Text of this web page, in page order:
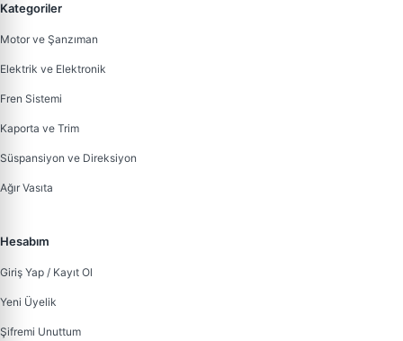
Kategoriler
Motor ve Şanzıman
Elektrik ve Elektronik
Fren Sistemi
Kaporta ve Trim
Süspansiyon ve Direksiyon
Ağır Vasıta
Hesabım
Giriş Yap / Kayıt Ol
Yeni Üyelik
Şifremi Unuttum